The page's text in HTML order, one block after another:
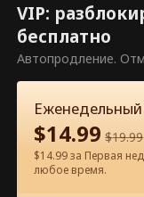
Это
60
VIP:
бесплатно
Автопродление.
Еженедельный
$14.99 $19.99
$14.99 за Первая
любое время.